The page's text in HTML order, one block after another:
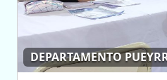
DEPARTAMENTO